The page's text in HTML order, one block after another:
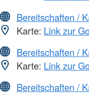
Bereitschaften /
Karte: Link zur
Bereitschaften /
Karte: Link zur
Bereitschaften /